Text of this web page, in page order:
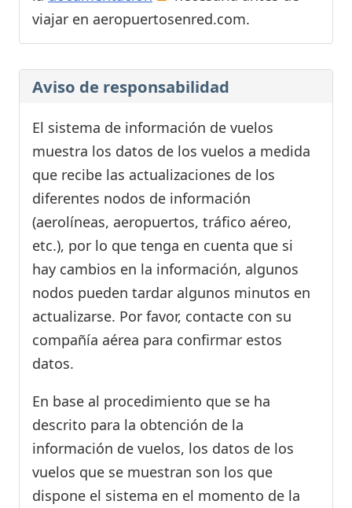
viajar en aeropuertosenred.com.
Aviso de responsabilidad
El sistema de información de vuelos
muestra los datos de los vuelos a medida
que recibe las actualizaciones de los
diferentes nodos de información
(aerolíneas, aeropuertos, tráfico aéreo,
etc.), por lo que tenga en cuenta que si
hay cambios en la información, algunos
nodos pueden tardar algunos minutos en
actualizarse. Por favor, contacte con su
compañía aérea para confirmar estos
datos.
En base al procedimiento que se ha
descrito para la obtención de la
información de vuelos, los datos de los
vuelos que se muestran son los que
dispone el sistema en el momento de la